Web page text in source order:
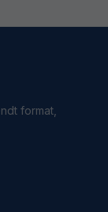
format,